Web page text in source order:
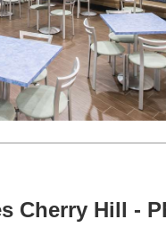
Cherry Hill -